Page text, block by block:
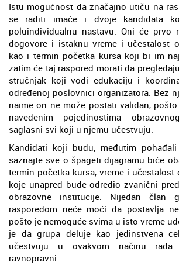
Istu mogućnost da značajno utiču na
se raditi imaće i dvoje kandidata
poluindividualnu nastavu. Oni će prvo
dogovore i istaknu vreme i učestalost
kao i termin početka kursa koji bi im
zatim će taj raspored morati da
stručnjak koji vodi edukaciju i
određenoj poslovnici organizatora. Bez
naime on ne može postati validan,
navedenim pojedinostima
saglasni svi koji u njemu učestvuju.
Kandidati koji budu, međutim
saznajte sve o špageti dijagramu biće
termin početka kursa, vreme i učestalost
koje unapred bude odredio zvanični
obrazovne institucije. Nijedan
rasporedom neće moći da postavlja
pošto je nemoguće svima u isto vreme
je da grupa deluje kao jedinstvena
učestvuju u ovakvom načinu rada
ravnopravni.